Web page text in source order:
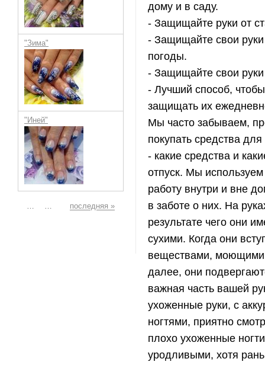
"Зима"
"Иней"
Страницы
… … последняя »
дому и в саду.
- Защищайте руки от
- Защищайте свои
погоды.
- Защищайте свои
- Лучший способ, чтобы
защищать их
Мы часто забываем,
покупать средства
- какие средства и
отпуск. Мы
работу внутри и вне
в заботе о них. На
результате чего они
сухими. Когда они
веществами, моющими
далее, они
важная часть вашей
ухоженные руки, с
ногтями, приятно
плохо ухоженные
уродливыми, хотя